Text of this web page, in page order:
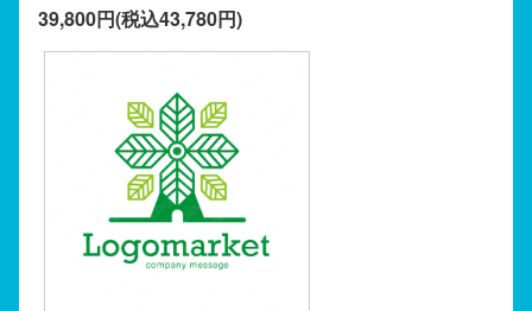
39,800円(税込43,780円)